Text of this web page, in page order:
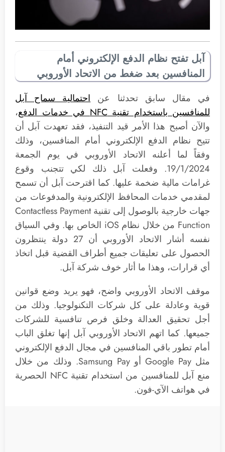
آبل تفتح نظام الدفع الإلكتروني أمام
المنافسين بعد ضغط من الاتحاد الأوروبي
في مقال سابق تحدثنا عن احتمالية سماح آبل
للمنافسين باستخدام تقنية NFC في خدمات الدفع
،
والآن أصبح هذا الأمر قيد التنفيذ، فقد تعهدت آبل أن
تتيح نظام الدفع الإلكتروني أمام المنافسين، وذلك
وفقاً لما أعلنه الاتحاد الأوروبي في يوم الجمعة
19/1/2024. وفعلت آبل ذلك لكي تتجنب وقوع
غرامات مالية ضخمة عليها. كما اقترحت آبل أن تسمح
لمقدمي خدمات المحافظ الإلكترونية والمدفوعات من
جهات خارجية بالوصول إلى تقنية Contactless Payment
Function من خلال نظام iOS الخاص بها. وفي السياق
نفسه أشار الاتحاد الأوروبي أن 27 دولة ينتظرون
الحصول على تعليقات جميع أطراف القضية قبل اتخاذ
أي قرارات، وهذا ما أثار خوف شركة آبل.
موقف الاتحاد الأوروبي واضح، فهو يريد وضع قوانين
قوية وعادلة على كل شركات التكنولوجيا. وذلك من
أجل تحقيق العدالة وخلق فرص تنافسية للشركات
جميعها. كما اتهم الاتحاد الأوروبي آبل إنها تغلق الباب
أمام تطور باقي المنافسين في مجال الدفع الإلكتروني
مثل Google Pay أو Samsung Pay. وذلك من خلال
منع آبل للمنافسين من استخدام تقنية NFC الحصرية
في هواتف الآي-فون.